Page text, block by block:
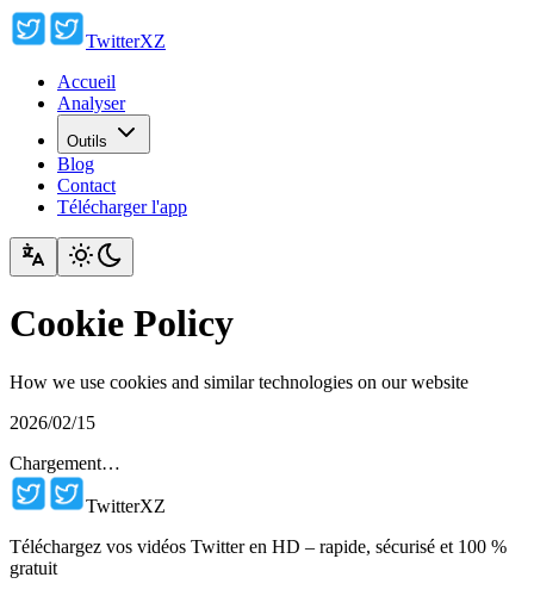
TwitterXZ
Accueil
Analyser
Outils
Blog
Contact
Télécharger l'app
Cookie Policy
How we use cookies and similar technologies on our website
2026/02/15
Chargement…
TwitterXZ
Téléchargez vos vidéos Twitter en HD – rapide, sécurisé et 100 %
gratuit